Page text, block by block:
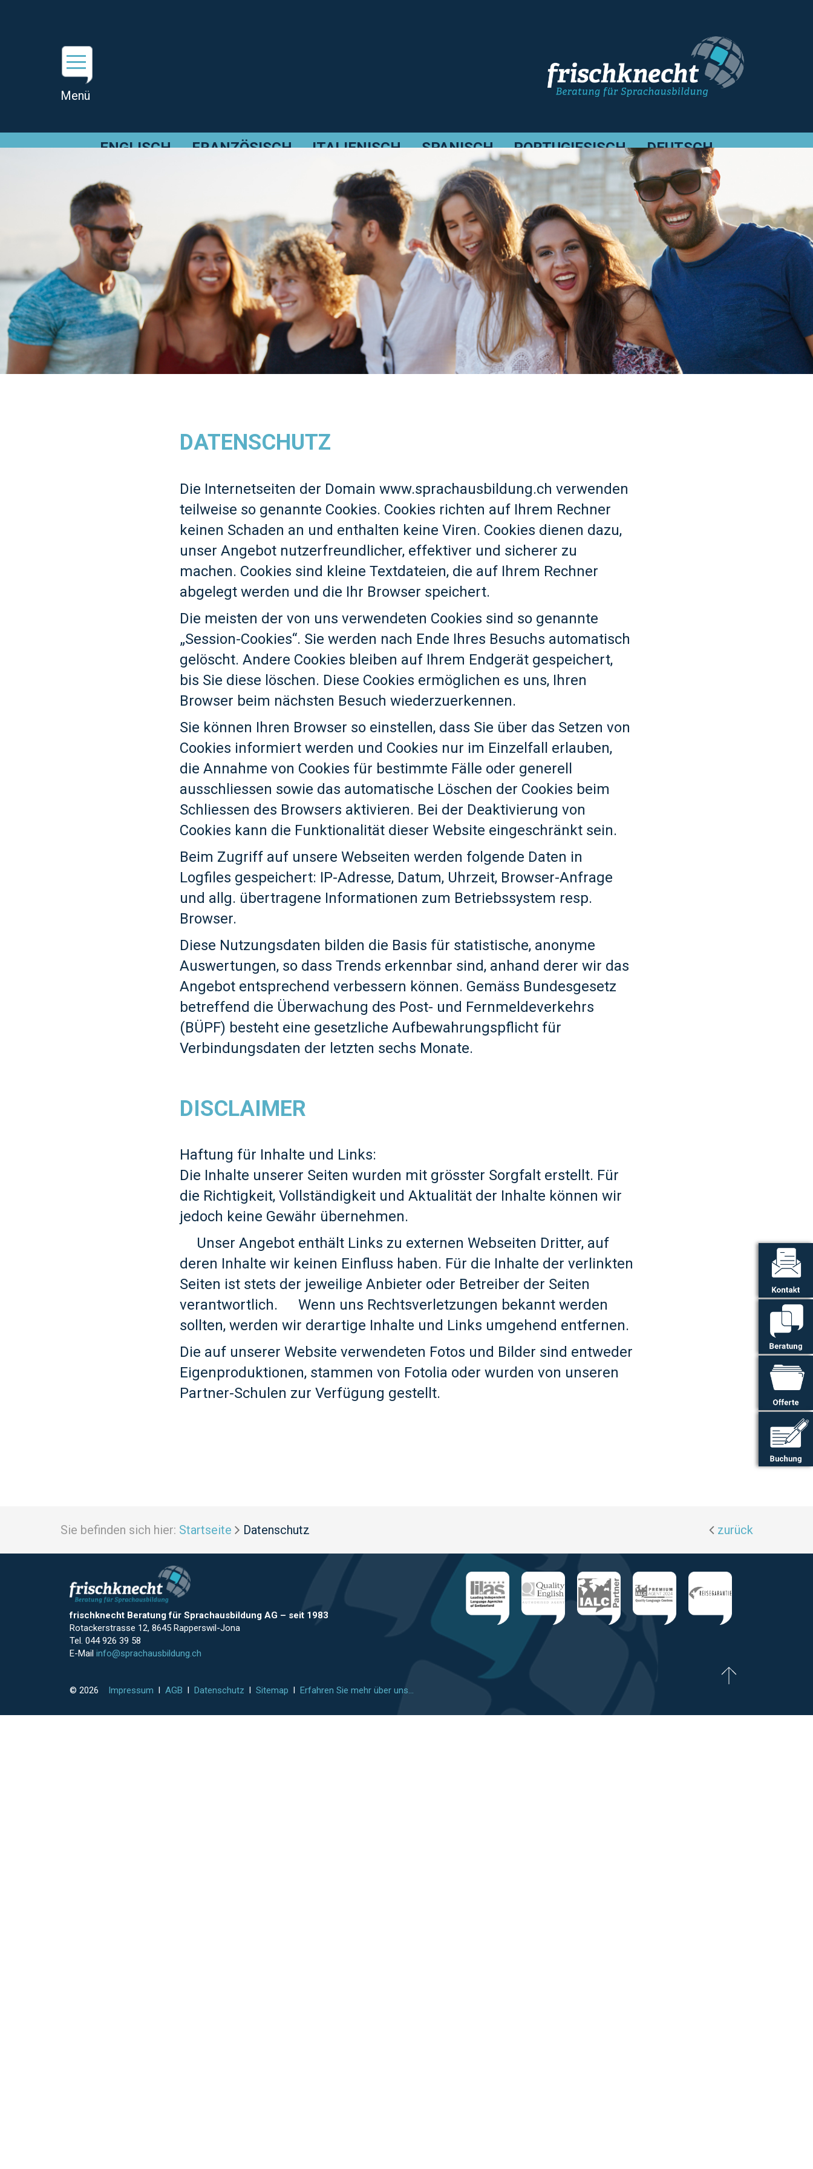
ENGLISCH FRANZÖSISCH ITALIENISCH SPANISCH PORTUGIESISCH DEUTSCH
DATENSCHUTZ
Die Internetseiten der Domain www.sprachausbildung.ch verwenden
teilweise so genannte Cookies. Cookies richten auf Ihrem Rechner
keinen Schaden an und enthalten keine Viren. Cookies dienen dazu,
unser Angebot nutzerfreundlicher, effektiver und sicherer zu
machen. Cookies sind kleine Textdateien, die auf Ihrem Rechner
abgelegt werden und die Ihr Browser speichert.
Die meisten der von uns verwendeten Cookies sind so genannte
„Session-Cookies“. Sie werden nach Ende Ihres Besuchs automatisch
gelöscht. Andere Cookies bleiben auf Ihrem Endgerät gespeichert,
bis Sie diese löschen. Diese Cookies ermöglichen es uns, Ihren
Browser beim nächsten Besuch wiederzuerkennen.
Sie können Ihren Browser so einstellen, dass Sie über das Setzen von
Cookies informiert werden und Cookies nur im Einzelfall erlauben,
die Annahme von Cookies für bestimmte Fälle oder generell
ausschliessen sowie das automatische Löschen der Cookies beim
Schliessen des Browsers aktivieren. Bei der Deaktivierung von
Cookies kann die Funktionalität dieser Website eingeschränkt sein.
Beim Zugriff auf unsere Webseiten werden folgende Daten in
Logfiles gespeichert: IP-Adresse, Datum, Uhrzeit, Browser-Anfrage
und allg. übertragene Informationen zum Betriebssystem resp.
Browser.
Diese Nutzungsdaten bilden die Basis für statistische, anonyme
Auswertungen, so dass Trends erkennbar sind, anhand derer wir das
Angebot entsprechend verbessern können. Gemäss Bundesgesetz
betreffend die Überwachung des Post- und Fernmeldeverkehrs
(BÜPF) besteht eine gesetzliche Aufbewahrungspflicht für
Verbindungsdaten der letzten sechs Monate.
DISCLAIMER
Haftung für Inhalte und Links:
Die Inhalte unserer Seiten wurden mit grösster Sorgfalt erstellt. Für
die Richtigkeit, Vollständigkeit und Aktualität der Inhalte können wir
jedoch keine Gewähr übernehmen.
Unser Angebot enthält Links zu externen Webseiten Dritter, auf
deren Inhalte wir keinen Einfluss haben. Für die Inhalte der verlinkten
Seiten ist stets der jeweilige Anbieter oder Betreiber der Seiten
verantwortlich. Wenn uns Rechtsverletzungen bekannt werden
sollten, werden wir derartige Inhalte und Links umgehend entfernen.
Die auf unserer Website verwendeten Fotos und Bilder sind entweder
Eigenproduktionen, stammen von Fotolia oder wurden von unseren
Partner-Schulen zur Verfügung gestellt.
Sie befinden sich hier: Startseite Datenschutz zurück
frischknecht Beratung für Sprachausbildung AG – seit 1983
Rotackerstrasse 12, 8645 Rapperswil-Jona
Tel. 044 926 39 58
E-Mail info@sprachausbildung.ch
© 2026 Impressum l AGB l Datenschutz l Sitemap l Erfahren Sie mehr über uns...